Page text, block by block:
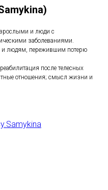
и люди с
заболеваниями.
и людям, пережившим потерю
после телесных
отношения; смысл жизни и